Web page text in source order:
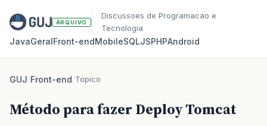
ARQUIVO
Discussoes de Programacao e
Tecnologia
JavaGeralFront‑endMobileSQLJSPHPAndroid
GUJ/Front-end/Topico
Método para fazer Deploy Tomcat